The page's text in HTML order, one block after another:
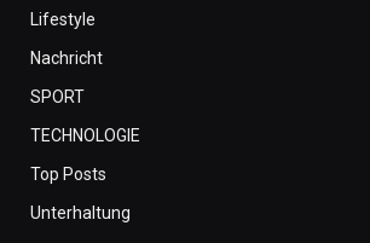
Lifestyle
Nachricht
SPORT
TECHNOLOGIE
Top Posts
Unterhaltung